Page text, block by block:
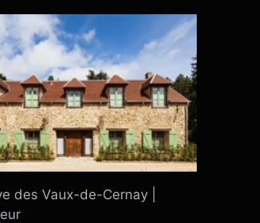
des Vaux-de-Cernay |